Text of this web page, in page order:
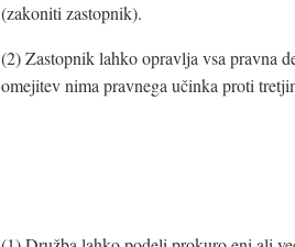
(zakoniti zastopnik).
(2) Zastopnik lahko opravlja vsa pravna
omejitev nima pravnega učinka proti